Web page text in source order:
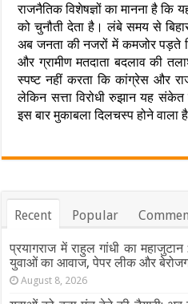
राजनैतिक विशेषज्ञों का मानना है कि
को चुनौती देता है। लंबे समय से
अब जनता की नजरों में कमजोर पड़ते
और ग्रामीण मतदाता बदलाव की
स्पष्ट नहीं करता कि कांग्रेस और
लेकिन सत्ता विरोधी रुझान यह संकेत
इस बार मुकाबला दिलचस्प होने वाला
Recent Popular
प्रयागराज में राहुल गांधी का
युवाओं का आवाज, पेपर लीक और
August 8, 2026